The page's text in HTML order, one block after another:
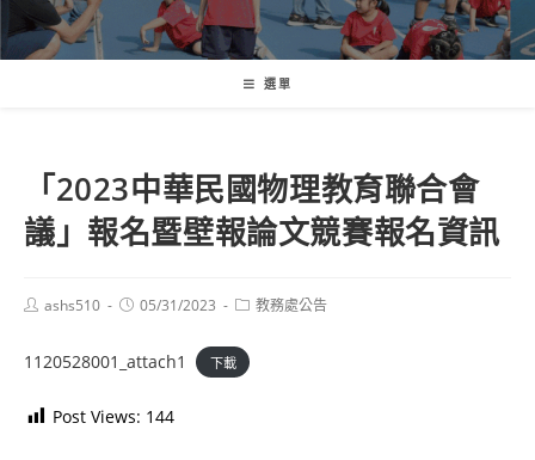
選單
「2023中華民國物理教育聯合會
議」報名暨壁報論文競賽報名資訊
Postashs510
Post05/31/2023
Post教務處公告
1120528001_attach1 下載
Post Views: 144